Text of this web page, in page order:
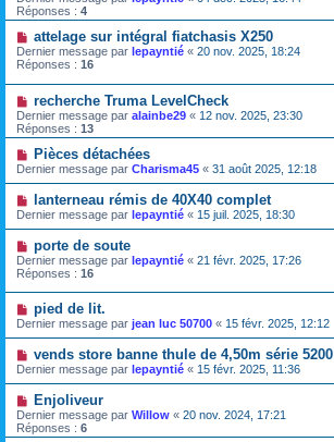
Réponses : 4
attelage sur intégral fiatchasis X250
Dernier message par lepayntié « 20 nov. 2025, 18:24
Réponses : 16
recherche Truma LevelCheck
Dernier message par alainbe29 « 12 nov. 2025, 23:30
Réponses : 13
Pièces détachées
Dernier message par Charisma45 « 31 août 2025, 12:18
lanterneau rémis de 40X40 complet
Dernier message par lepayntié « 15 juil. 2025, 18:30
porte de soute
Dernier message par lepayntié « 21 févr. 2025, 17:26
Réponses : 16
pied de lit.
Dernier message par jean luc 50700 « 15 févr. 2025, 12:12
vends store banne thule de 4,50m série 5200
Dernier message par lepayntié « 15 févr. 2025, 11:36
Enjoliveur
Dernier message par Willow « 20 nov. 2024, 17:21
Réponses : 6